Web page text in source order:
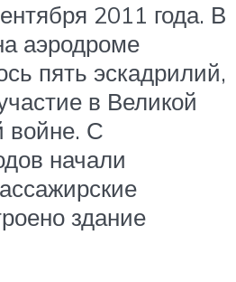
2011 года. В
аэродроме
пять эскадрилий,
в Великой
войне. С
начали
здание